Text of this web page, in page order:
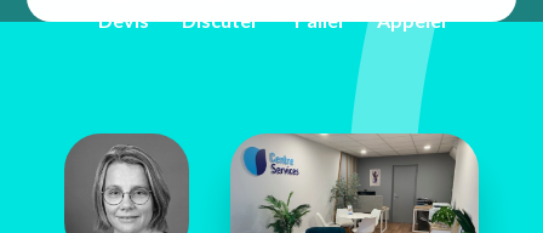
Devis Discuter Y aller Appeler
Edwige
Vallée